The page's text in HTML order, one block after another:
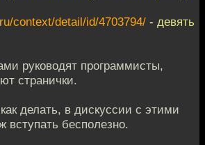
context/detail/id/4703794/ - девять
руководят программисты,
странички.
делать, в дискуссии с этими
вступать бесполезно.